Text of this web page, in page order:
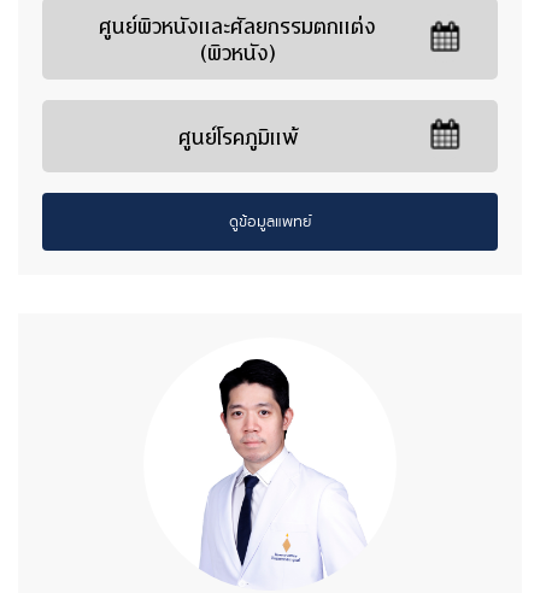
ศูนย์ผิวหนังและศัลยกรรมตกแต่ง
(ผิวหนัง)
ศูนย์โรคภูมิแพ้
ดูข้อมูลแพทย์